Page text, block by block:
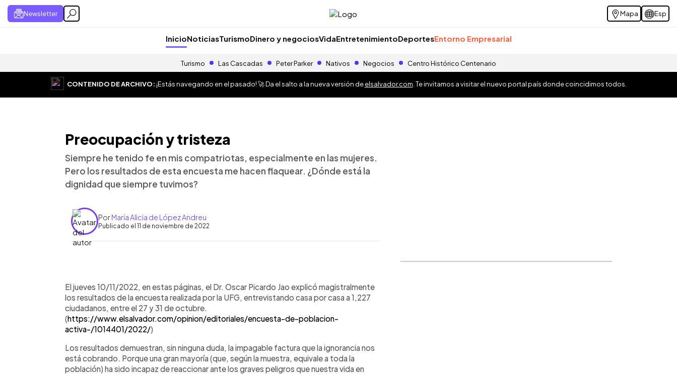
Newsletter Mapa Esp
InicioNoticiasTurismoDinero y negociosVidaEntretenimientoDeportesEntorno Empresarial
Turismo Las Cascadas Peter Parker Nativos Negocios Centro Histórico Centenario
CONTENIDO DE ARCHIVO:¡Estás navegando en el pasado! 🚀 Da el salto a la nueva versión deelsalvador.com . Te invitamos a visitar el nuevo portal país donde coincidimos todos.
Preocupación y tristeza
Siempre he tenido fe en mis compatriotas, especialmente en las mujeres.
Pero los resultados de esta encuesta me hacen flaquear. ¿Dónde está la
dignidad que siempre tuvimos?
PorMaría Alicia de López Andreu
Publicado el 11 de noviembre de 2022
► Escuchar artículo
El jueves 10/11/2022, en estas páginas, el Dr. Oscar Picardo Jao explicó magistralmente
los resultados de la encuesta realizada por la UFG, entrevistando casa por casa a 1,227
ciudadanos, entre el 27 y 31 de octubre.
(https://www.elsalvador.com/opinion/editoriales/encuesta-de-poblacion-
activa-/1014401/2022/)
Los resultados demuestran, sin ninguna duda, la impagable factura que la ignorancia nos
está cobrando. Porque una gran mayoría (que, según la muestra, equivale a toda la
población) ha sido incapaz de reaccionar ante los graves peligros que nuestra vida en